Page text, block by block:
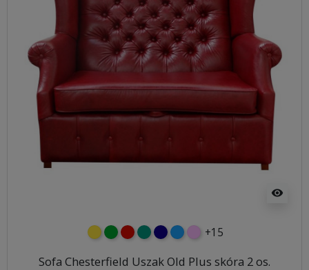
visibility
żółtyzielonyczerwony
turkusowy
granatowy
niebieski
różowy
+15
Sofa Chesterfield Uszak Old Plus skóra 2 os.